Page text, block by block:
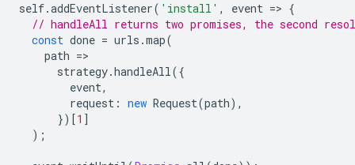
self.addEventListener( 'install' , event => {
// handleAll returns two promises, the second
const done = urls .map(
path =
strategy.handleAll({
event,
request : new Request(path),
})[1 ]
);